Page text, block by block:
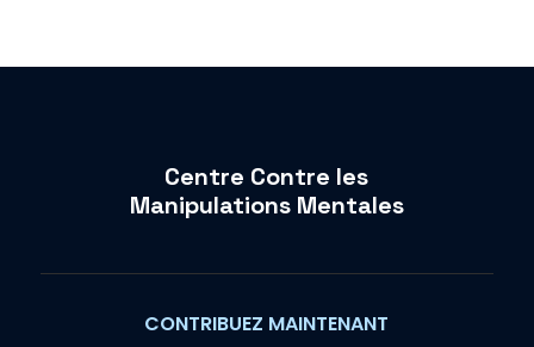
Centre Contre les
Manipulations Mentales
CONTRIBUEZ MAINTENANT